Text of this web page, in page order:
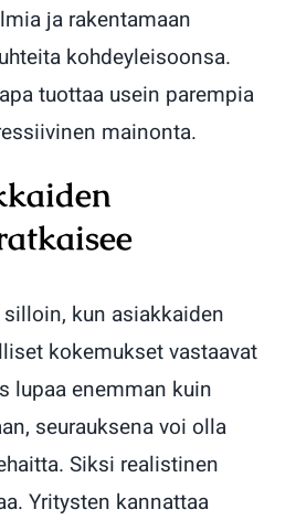
ja rakentamaan
kohdeyleisoonsa.
tuottaa usein parempia
mainonta.
kun asiakkaiden
kokemukset vastaavat
lupaa enemman kuin
seurauksena voi olla
Siksi realistinen
Yritysten kannattaa